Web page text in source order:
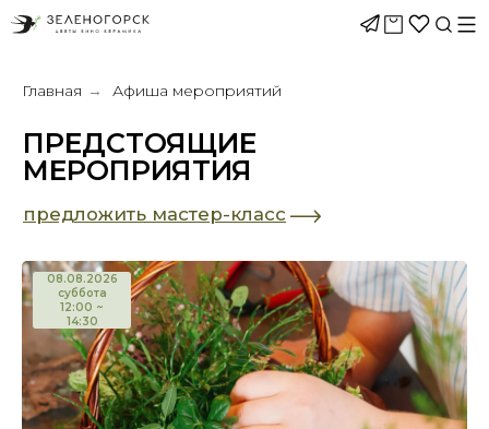
Главная → Афиша мероприятий
ПРЕДСТОЯЩИЕ
предложить мастер-класс
08.08.2026
суббота
12:00 ~
14:30